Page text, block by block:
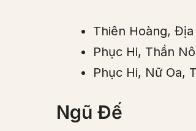
Thiên Hoàng,
Phục Hi, Thần
Phục Hi, Nữ Oa,
Ngũ Đế